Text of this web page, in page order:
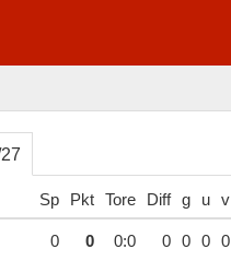
Sp Pkt Tore Diff g u v
0 0 0:0 0 0 0 0